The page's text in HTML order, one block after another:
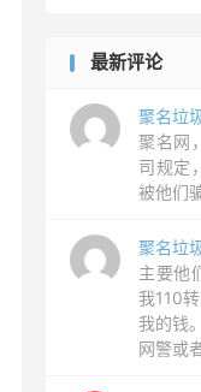
最新评论
聚名垃
聚名网
司规定
被他们
聚名垃
主要他
我110
我的钱
网警或